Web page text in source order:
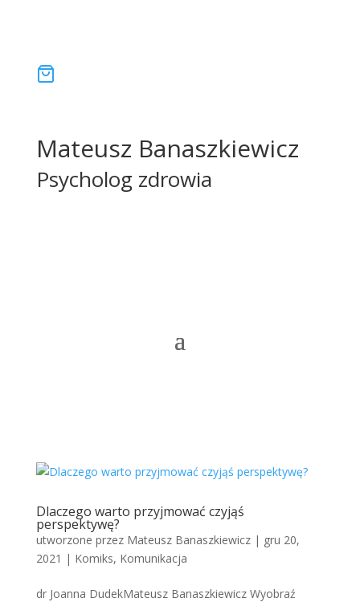
Mateusz Banaszkiewicz
Psycholog zdrowia
Dlaczego warto przyjmować czyjąś
perspektywę?
utworzone przez Mateusz Banaszkiewicz| gru 20,
2021 | Komiks, Komunikacja
dr Joanna DudekMateusz Banaszkiewicz Wyobraź